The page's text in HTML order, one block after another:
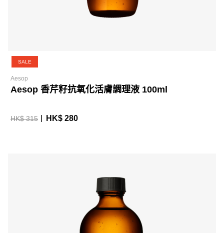
SALE
Aesop
Aesop 香芹籽抗氧化活膚調理液 100ml
HK$ 315 HK$ 280